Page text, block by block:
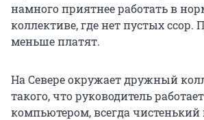
намного приятнее работать в
коллективе, где нет пустых ссор.
меньше платят.
На Севере окружает дружный
такого, что руководитель
компьютером, всегда чистенький